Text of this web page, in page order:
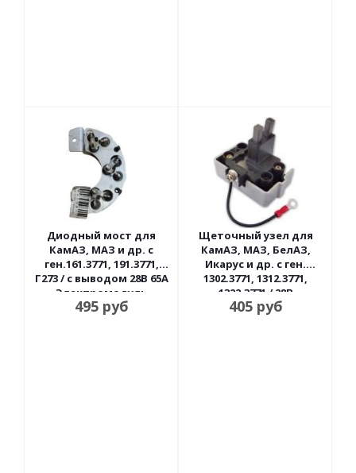
Диодный мост для
КамАЗ, МАЗ и др. с
ген.161.3771, 191.3771,
Г273 / с выводом 28В 65А
Электромодуль
495руб
Щеточный узел для
КамАЗ, МАЗ, БелАЗ,
Икарус и др. с ген.
1302.3771, 1312.3771,
1322.3771 / 28В
Энергомаш
405руб